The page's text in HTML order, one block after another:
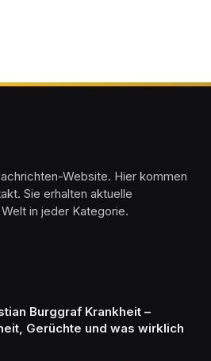
Website. Hier kommen
Sie erhalten aktuelle
in jeder Kategorie.
Burggraf Krankheit –
Gerüchte und was wirklich